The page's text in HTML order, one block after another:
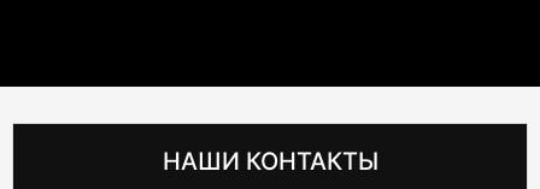
НАШИ КОНТАКТЫ